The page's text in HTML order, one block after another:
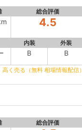
総合評価
4.5
内装 外装
B B
高く売る（無料 相場情報配信）
総合評価